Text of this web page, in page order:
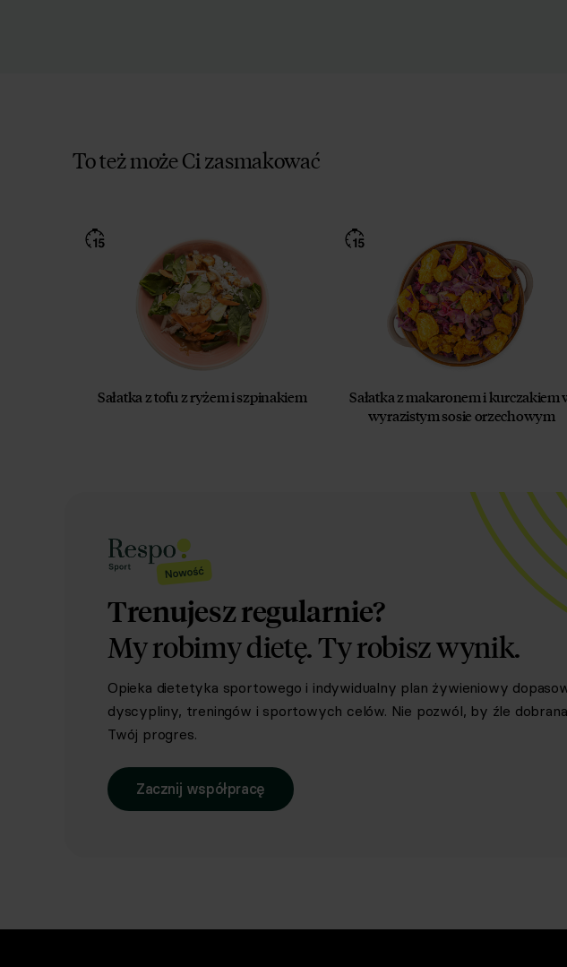
To też może Ci zasmakować
Sałatka z tofu z ryżem i szpinakiem
Sałatka z makaronem i kurczakiem
wyrazistym sosie orzechowym
Trenujesz regularnie?
My robimy dietę.Ty robisz wynik.
Opieka dietetyka sportowego i indywidualny plan żywieniowy
dyscypliny, treningów i sportowych celów. Nie pozwól, by źle dobrana
Twój progres.
Zacznij współpracę